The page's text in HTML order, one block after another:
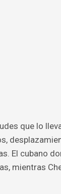
que lo
El cubano
mientras